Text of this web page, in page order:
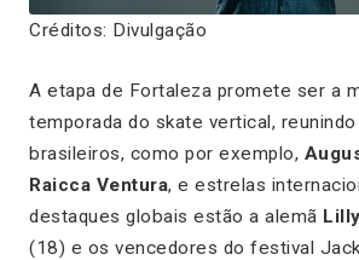
Créditos: Divulgação
A etapa de Fortaleza promete ser a
temporada do skate vertical,
brasileiros, como por exemplo,
Raicca Ventura, e estrelas
destaques globais estão a alemã
(18) e os vencedores do festival